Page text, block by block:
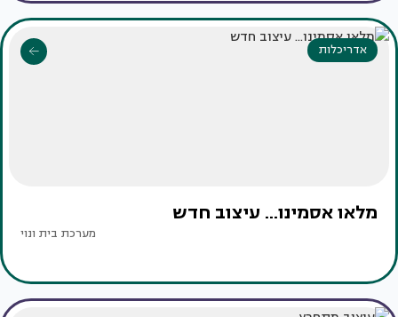
אדריכלות
מלאו אסמינו... עיצוב חדש
מערכת בית ונוי